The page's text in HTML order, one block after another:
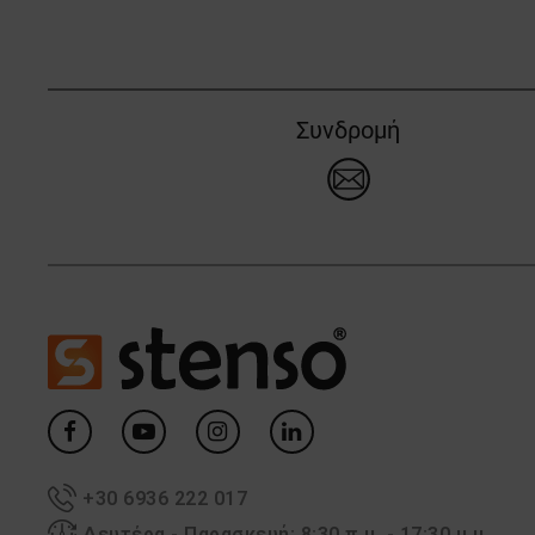
Συνδρομή
+30 6936 222 017